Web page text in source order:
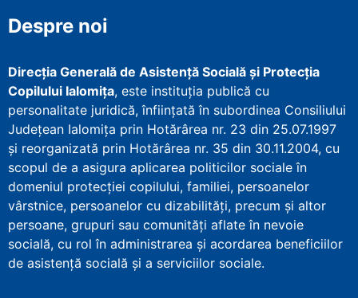
Despre noi
Direcţia Generală de Asistenţă Socială şi Protecţia
Copilului Ialomița, este instituţia publică cu
personalitate juridică, înfiinţată în subordinea Consiliului
Județean Ialomița prin Hotărârea nr. 23 din 25.07.1997
şi reorganizată prin Hotărârea nr. 35 din 30.11.2004, cu
scopul de a asigura aplicarea politicilor sociale în
domeniul protecţiei copilului, familiei, persoanelor
vârstnice, persoanelor cu dizabilităţi, precum şi altor
persoane, grupuri sau comunităţi aflate în nevoie
socială, cu rol în administrarea şi acordarea beneficiilor
de asistenţă socială şi a serviciilor sociale.